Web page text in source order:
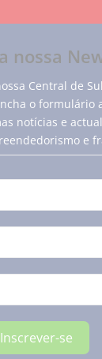
nossa
Central de
o formulário
notícias e
e
Inscrever-se